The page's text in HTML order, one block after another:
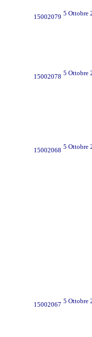
15002079 5 Ottobre
15002078 5 Ottobre
15002068 5 Ottobre
15002067 5 Ottobre